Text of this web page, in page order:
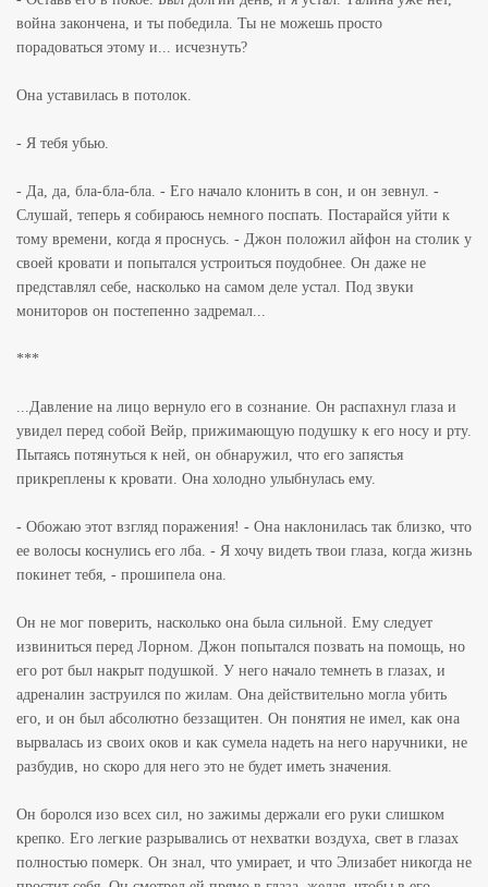
война закончена, и ты победила. Ты не можешь просто
порадоваться этому и... исчезнуть?
Она уставилась в потолок.
- Я тебя убью.
- Да, да, бла-бла-бла. - Его начало клонить в сон, и он зевнул. -
Слушай, теперь я собираюсь немного поспать. Постарайся уйти к
тому времени, когда я проснусь. - Джон положил айфон на столик у
своей кровати и попытался устроиться поудобнее. Он даже не
представлял себе, насколько на самом деле устал. Под звуки
мониторов он постепенно задремал...
***
...Давление на лицо вернуло его в сознание. Он распахнул глаза и
увидел перед собой Вейр, прижимающую подушку к его носу и рту.
Пытаясь потянуться к ней, он обнаружил, что его запястья
прикреплены к кровати. Она холодно улыбнулась ему.
- Обожаю этот взгляд поражения! - Она наклонилась так близко, что
ее волосы коснулись его лба. - Я хочу видеть твои глаза, когда жизнь
покинет тебя, - прошипела она.
Он не мог поверить, насколько она была сильной. Ему следует
извиниться перед Лорном. Джон попытался позвать на помощь, но
его рот был накрыт подушкой. У него начало темнеть в глазах, и
адреналин заструился по жилам. Она действительно могла убить
его, и он был абсолютно беззащитен. Он понятия не имел, как она
вырвалась из своих оков и как сумела надеть на него наручники, не
разбудив, но скоро для него это не будет иметь значения.
Он боролся изо всех сил, но зажимы держали его руки слишком
крепко. Его легкие разрывались от нехватки воздуха, свет в глазах
полностью померк. Он знал, что умирает, и что Элизабет никогда не